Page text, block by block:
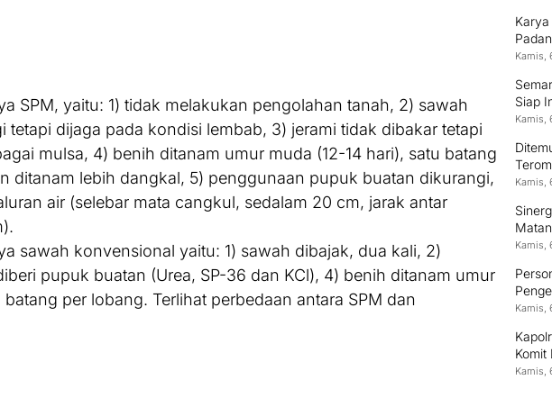
SPM, yaitu: 1) tidak melakukan pengolahan tanah, 2) sawah
tetapi dijaga pada kondisi lembab, 3) jerami tidak dibakar tetapi
mulsa, 4) benih ditanam umur muda (12-14 hari), satu batang
ditanam lebih dangkal, 5) penggunaan pupuk buatan dikurangi,
air (selebar mata cangkul, sedalam 20 cm, jarak antar
sawah konvensional yaitu: 1) sawah dibajak, dua kali, 2)
pupuk buatan (Urea, SP-36 dan KCl), 4) benih ditanam umur
per lobang. Terlihat perbedaan antara SPM dan
Kamis,
Siap
Kamis,
Kamis,
Kamis,
Kamis,
Komit
Kamis,